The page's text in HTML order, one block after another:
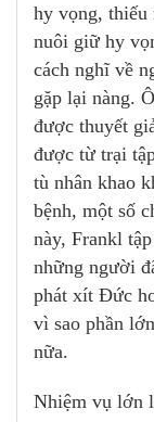
hy vọng, thiếu
nuôi giữ hy
cách nghĩ về
gặp lại nàng.
được thuyết
được từ trại
tù nhân khao
bệnh, một số
này, Frankl
những người
phát xít Đức
vì sao phần
nữa.
Nhiệm vụ lớn